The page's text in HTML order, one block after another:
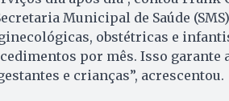
Municipal de Saúde
obstétricas e
por mês. Isso garante
e crianças”, acrescentou.